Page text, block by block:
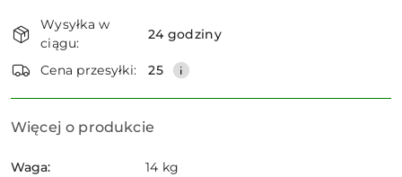
i
dostawa
Wysyłka w
ciągu:
24 godziny
Cena przesyłki: 25
Więcej o produkcie
Waga: 14 kg